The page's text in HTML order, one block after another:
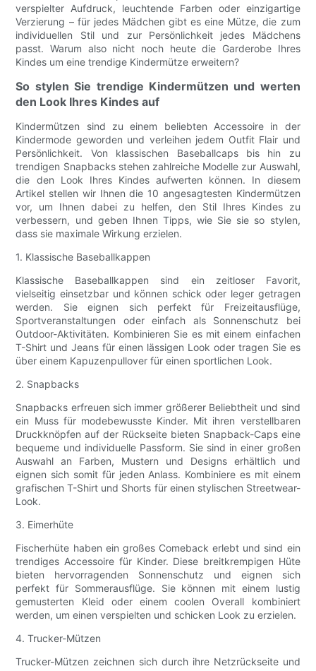
verspielter Aufdruck, leuchtende Farben oder einzigartige
Verzierung – für jedes Mädchen gibt es eine Mütze, die zum
individuellen Stil und zur Persönlichkeit jedes Mädchens
passt. Warum also nicht noch heute die Garderobe Ihres
Kindes um eine trendige Kindermütze erweitern?
So stylen Sie trendige Kindermützen und werten
den Look Ihres Kindes auf
Kindermützen sind zu einem beliebten Accessoire in der
Kindermode geworden und verleihen jedem Outfit Flair und
Persönlichkeit. Von klassischen Baseballcaps bis hin zu
trendigen Snapbacks stehen zahlreiche Modelle zur Auswahl,
die den Look Ihres Kindes aufwerten können. In diesem
Artikel stellen wir Ihnen die 10 angesagtesten Kindermützen
vor, um Ihnen dabei zu helfen, den Stil Ihres Kindes zu
verbessern, und geben Ihnen Tipps, wie Sie sie so stylen,
dass sie maximale Wirkung erzielen.
1. Klassische Baseballkappen
Klassische Baseballkappen sind ein zeitloser Favorit,
vielseitig einsetzbar und können schick oder leger getragen
werden. Sie eignen sich perfekt für Freizeitausflüge,
Sportveranstaltungen oder einfach als Sonnenschutz bei
Outdoor-Aktivitäten. Kombinieren Sie es mit einem einfachen
T-Shirt und Jeans für einen lässigen Look oder tragen Sie es
über einem Kapuzenpullover für einen sportlichen Look.
2. Snapbacks
Snapbacks erfreuen sich immer größerer Beliebtheit und sind
ein Muss für modebewusste Kinder. Mit ihren verstellbaren
Druckknöpfen auf der Rückseite bieten Snapback-Caps eine
bequeme und individuelle Passform. Sie sind in einer großen
Auswahl an Farben, Mustern und Designs erhältlich und
eignen sich somit für jeden Anlass. Kombiniere es mit einem
grafischen T-Shirt und Shorts für einen stylischen Streetwear-
Look.
3. Eimerhüte
Fischerhüte haben ein großes Comeback erlebt und sind ein
trendiges Accessoire für Kinder. Diese breitkrempigen Hüte
bieten hervorragenden Sonnenschutz und eignen sich
perfekt für Sommerausflüge. Sie können mit einem lustig
gemusterten Kleid oder einem coolen Overall kombiniert
werden, um einen verspielten und schicken Look zu erzielen.
4. Trucker-Mützen
Trucker-Mützen zeichnen sich durch ihre Netzrückseite und